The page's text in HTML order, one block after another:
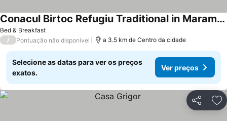
Bed & Breakfast
Conacul Birtoc Refugiu Traditional in Maramures
/ Pontuação não disponível a 3.5 km de Centro da cidade
Selecione as datas para ver os preços
exatos.
Ver preços
Partilhar